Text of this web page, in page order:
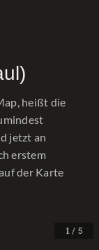
heißt die
jetzt an
erstem
der Karte
1 / 5